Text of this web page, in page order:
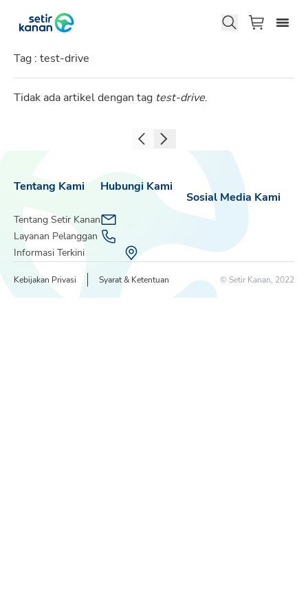
Tag : test-drive
Tidak ada artikel dengan tag test-drive.
Tentang Kami
Tentang Setir Kanan
Layanan Pelanggan
Informasi Terkini
Sosial Media Kami
Hubungi Kami
Kebijakan Privasi Syarat & Ketentuan © Setir Kanan, 2022